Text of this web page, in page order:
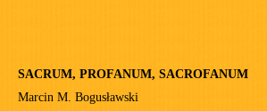
SACRUM, PROFANUM, SACROFANUM
Marcin M. Bogusławski